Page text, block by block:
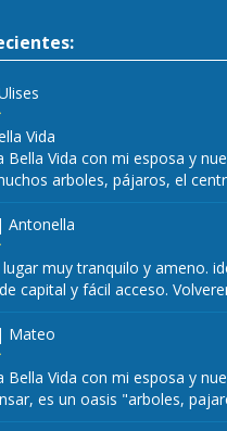
Vida
Bella Vida con mi esposa y
arboles, pájaros, el
| Antonella
lugar muy tranquilo y ameno.
capital y fácil acceso.
| Mateo
Bella Vida con mi esposa y
es un oasis "arboles,